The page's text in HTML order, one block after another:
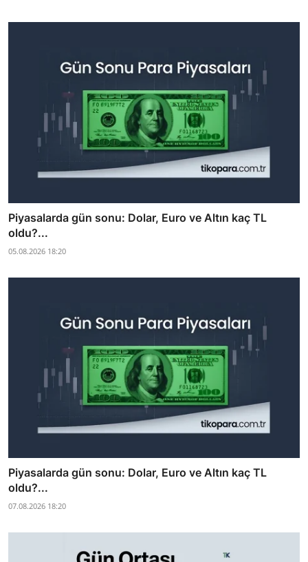
Piyasalarda gün sonu: Dolar, Euro ve Altın kaç TL
oldu?...
05.08.2026 18:20
Piyasalarda gün sonu: Dolar, Euro ve Altın kaç TL
oldu?...
07.08.2026 18:20